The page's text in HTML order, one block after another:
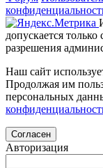
допускается только
разрешения
Наш сайт
Продолжая им
персональных
Согласен
Авторизация